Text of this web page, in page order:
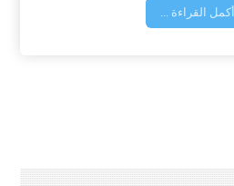
أكمل القراءة ...